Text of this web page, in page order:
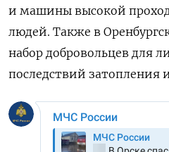
и машины высокой
людей. Также в
набор добровольцев для
последствий затопления